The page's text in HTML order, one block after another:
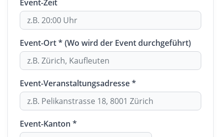
Event-Zeit
Event-Ort * (Wo wird der Event durchgeführt)
Event-Veranstaltungsadresse *
Event-Kanton *